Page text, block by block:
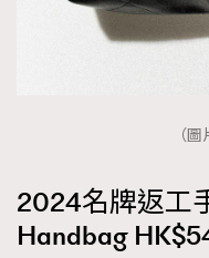
（
2024名牌返工
Handbag